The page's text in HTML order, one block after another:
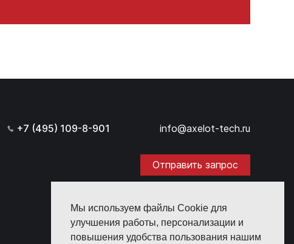
Мы используем файлы Cookie для
улучшения работы, персонализации и
повышения удобства пользования нашим
+7 (495) 109-8-901 info@axelot-tech.ru
Отправить запрос